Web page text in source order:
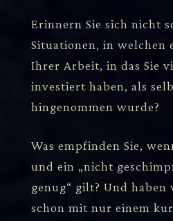
Erinnern Sie sich nicht
Situationen, in welchen
Ihrer Arbeit, in das Sie
investiert haben, als
hingenommen wurde?
Was empfinden Sie,
und ein „nicht
genug“ gilt? Und
schon mit nur einem